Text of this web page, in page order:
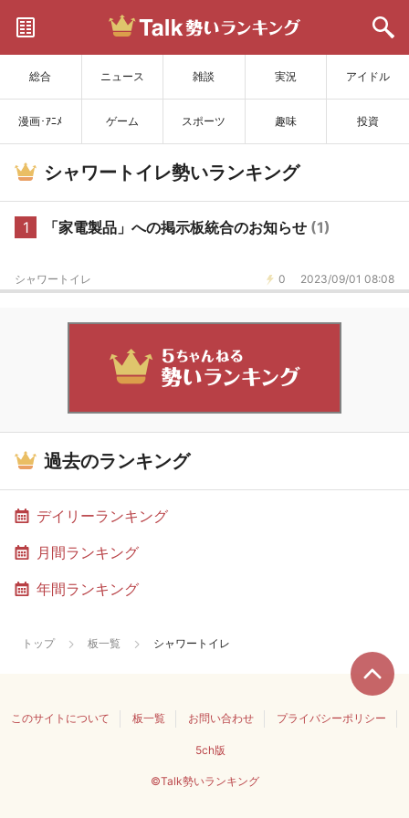
総合 ニュース 雑談 実況 アイドル
漫画･ｱﾆﾒ ゲーム スポーツ 趣味 投資
サイトを更新
シャワートイレ勢いランキング
1 「家電製品」への掲示板統合のお知らせ (1)
0 2023/09/01 08:08
シャワートイレ
過去のランキング
デイリーランキング
月間ランキング
年間ランキング
トップ 板一覧 シャワートイレ
このサイトについて 板一覧 お問い合わせ プライバシーポリシー
5ch版
©Talk勢いランキング